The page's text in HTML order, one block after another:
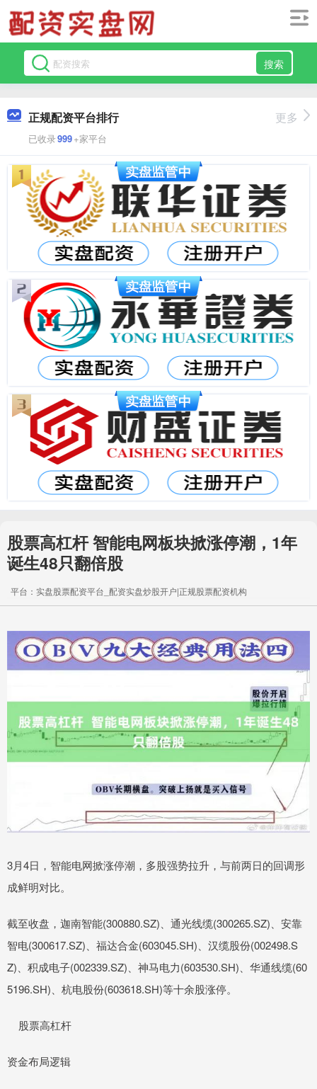
搜索
正规配资平台排行
已收录999+家平台
更多
股票高杠杆 智能电网板块掀涨停潮，1年
诞生48只翻倍股
平台：实盘股票配资平台_配资实盘炒股开户|正规股票配资机构
3月4日，智能电网掀涨停潮，多股强势拉升，与前两日的回调形
成鲜明对比。
截至收盘，迦南智能(300880.SZ)、通光线缆(300265.SZ)、安靠
智电(300617.SZ)、福达合金(603045.SH)、汉缆股份(002498.S
Z)、积成电子(002339.SZ)、神马电力(603530.SH)、华通线缆(60
5196.SH)、杭电股份(603618.SH)等十余股涨停。
股票高杠杆
资金布局逻辑